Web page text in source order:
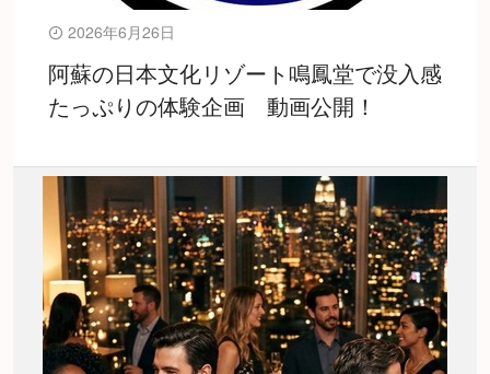
2026年6月26日
阿蘇の日本文化リゾート鳴鳳堂で没入感
たっぷりの体験企画 動画公開！